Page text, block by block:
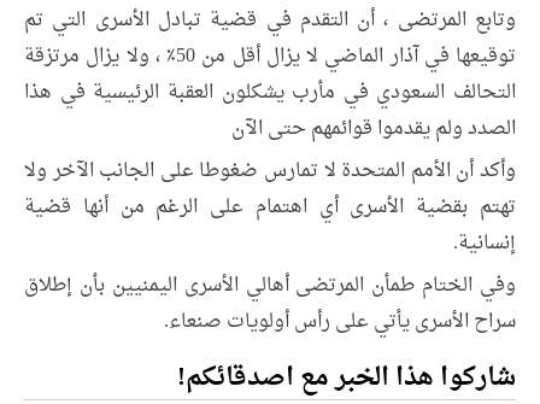
وتابع المرتضى ، أن التقدم في قضية تبادل الأسرى التي تم
توقيعها في آذار الماضي لا يزال أقل من 50٪ ، ولا يزال مرتزقة
التحالف السعودي في مأرب يشكلون العقبة الرئيسية في هذا
الصدد ولم يقدموا قوائمهم حتى الآن
وأكد أن الأمم المتحدة لا تمارس ضغوطا على الجانب الآخر ولا
تهتم بقضية الأسرى أي اهتمام على الرغم من أنها قضية
إنسانية.
وفي الختام طمأن المرتضى أهالي الأسرى اليمنيين بأن إطلاق
سراح الأسرى يأتي على رأس أولويات صنعاء.
شاركوا هذا الخبر مع اصدقائكم!